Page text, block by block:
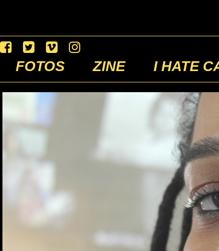
FOTOS ZINE I HATE